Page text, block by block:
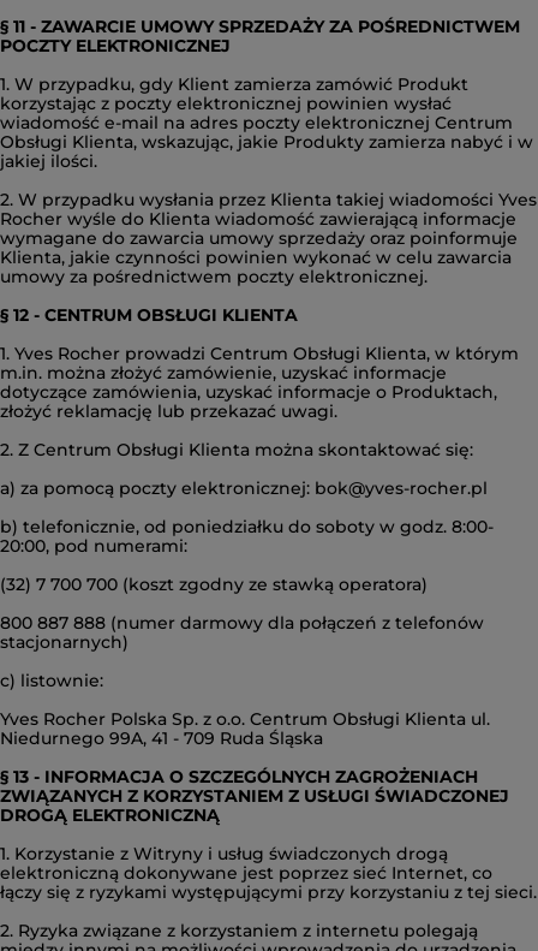
§ 11 - ZAWARCIE UMOWY SPRZEDAŻY ZA POŚREDNICTWEM
POCZTY ELEKTRONICZNEJ
1. W przypadku, gdy Klient zamierza zamówić Produkt
korzystając z poczty elektronicznej powinien wysłać
wiadomość e-mail na adres poczty elektronicznej Centrum
Obsługi Klienta, wskazując, jakie Produkty zamierza nabyć i w
jakiej ilości.
2. W przypadku wysłania przez Klienta takiej wiadomości Yves
Rocher wyśle do Klienta wiadomość zawierającą informacje
wymagane do zawarcia umowy sprzedaży oraz poinformuje
Klienta, jakie czynności powinien wykonać w celu zawarcia
umowy za pośrednictwem poczty elektronicznej.
§ 12 - CENTRUM OBSŁUGI KLIENTA
1. Yves Rocher prowadzi Centrum Obsługi Klienta, w którym
m.in. można złożyć zamówienie, uzyskać informacje
dotyczące zamówienia, uzyskać informacje o Produktach,
złożyć reklamację lub przekazać uwagi.
2. Z Centrum Obsługi Klienta można skontaktować się:
a) za pomocą poczty elektronicznej: bok@yves-rocher.pl
b) telefonicznie, od poniedziałku do soboty w godz. 8:00-
20:00, pod numerami:
(32) 7 700 700 (koszt zgodny ze stawką operatora)
800 887 888 (numer darmowy dla połączeń z telefonów
stacjonarnych)
c) listownie:
Yves Rocher Polska Sp. z o.o. Centrum Obsługi Klienta ul.
Niedurnego 99A, 41 - 709 Ruda Śląska
§ 13 - INFORMACJA O SZCZEGÓLNYCH ZAGROŻENIACH
ZWIĄZANYCH Z KORZYSTANIEM Z USŁUGI ŚWIADCZONEJ
DROGĄ ELEKTRONICZNĄ
1. Korzystanie z Witryny i usług świadczonych drogą
elektroniczną dokonywane jest poprzez sieć Internet, co
łączy się z ryzykami występującymi przy korzystaniu z tej sieci.
2. Ryzyka związane z korzystaniem z internetu polegają